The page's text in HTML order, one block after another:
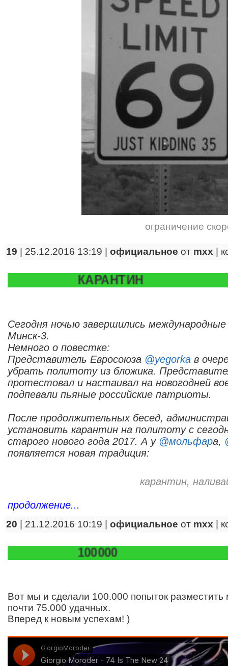
ограничение
19 | 25.12.2016 13:19 | официальное от mxx
Сегодня ночью завершились
Минск-3.
Немного о повестке:
Представитель Евросоюза @yegorka в
убрать политоту из бложика.
протестовал и настаивал на новогодней
подпевали пьяные российские патриоты.
После продолжительных бесед,
установить карантин на политоту с
старого нового года 2017. А у @мольфара,
появляется новая традиция:
карантин,
продолжение...
20 | 21.12.2016 10:19 | официальное от mxx
Вот мы и сделали 100.000 попыток
почти 75.000 удачных.
Вперед к новым успехам! )